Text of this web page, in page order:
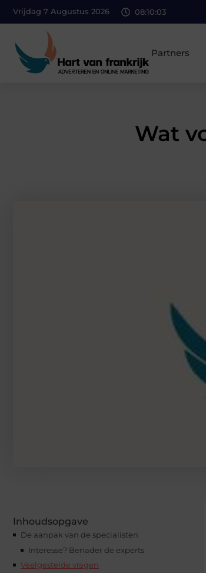
Vrijdag 7 Augustus 2026 08:10:04
Partners
Wat
Inhoudsopgave
De aanpak van de specialisten
Interesse? Benader de experts
Veelgestelde vragen